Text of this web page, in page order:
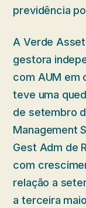
previdência
A Verde
gestora
com AUM em
teve uma
de setembro
Management
Gest Adm de
com
relação a
a terceira